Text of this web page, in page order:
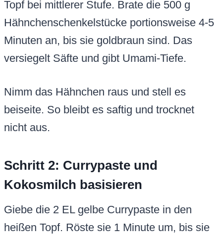
Topf bei mittlerer Stufe. Brate die 500 g
Hähnchenschenkelstücke portionsweise 4-5
Minuten an, bis sie goldbraun sind. Das
versiegelt Säfte und gibt Umami-Tiefe.
Nimm das Hähnchen raus und stell es
beiseite. So bleibt es saftig und trocknet
nicht aus.
Schritt 2: Currypaste und
Kokosmilch basisieren
Giebe die 2 EL gelbe Currypaste in den
heißen Topf. Röste sie 1 Minute um, bis sie